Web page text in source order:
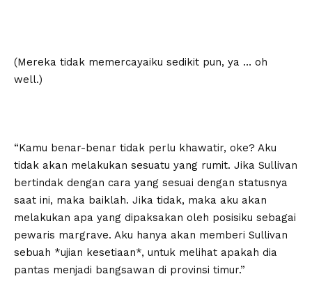
(Mereka tidak memercayaiku sedikit pun, ya … oh
well.)
“Kamu benar-benar tidak perlu khawatir, oke? Aku
tidak akan melakukan sesuatu yang rumit. Jika Sullivan
bertindak dengan cara yang sesuai dengan statusnya
saat ini, maka baiklah. Jika tidak, maka aku akan
melakukan apa yang dipaksakan oleh posisiku sebagai
pewaris margrave. Aku hanya akan memberi Sullivan
sebuah *ujian kesetiaan*, untuk melihat apakah dia
pantas menjadi bangsawan di provinsi timur.”